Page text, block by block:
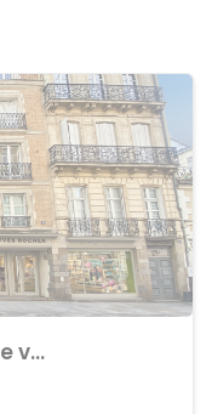
Achat Appartement centre ville